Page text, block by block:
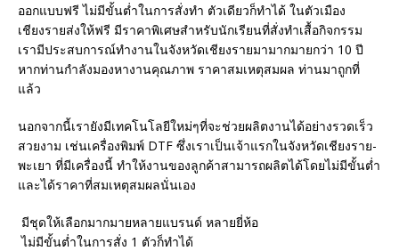
ออกแบบฟรี ไม่มีขั้นต่ำในการสั่งทำ ตัวเดียวก็ทำได้ ในตัวเมือง
เชียงรายส่งให้ฟรี มีราคาพิเศษสำหรับนักเรียนที่สั่งทำเสื้อกิจกรรม
เรามีประสบการณ์ทำงานในจังหวัดเชียงรายมามากมายกว่า 10 ปี
หากท่านกำลังมองหางานคุณภาพ ราคาสมเหตุสมผล ท่านมาถูกที่
แล้ว
นอกจากนี้เรายังมีเทคโนโลยีใหม่ๆที่จะช่วยผลิตงานได้อย่างรวดเร็ว
สวยงาม เช่นเครื่องพิมพ์ DTF ซึ่งเราเป็นเจ้าแรกในจังหวัดเชียงราย-
พะเยา ที่มีเครื่องนี้ ทำให้งานของลูกค้าสามารถผลิตได้โดยไม่มีขั้นต่ำ
และได้ราคาที่สมเหตุสมผลนั่นเอง
มีชุดให้เลือกมากมายหลายแบรนด์ หลายยี่ห้อ
ไม่มีขั้นต่ำในการสั่ง 1 ตัวก็ทำได้